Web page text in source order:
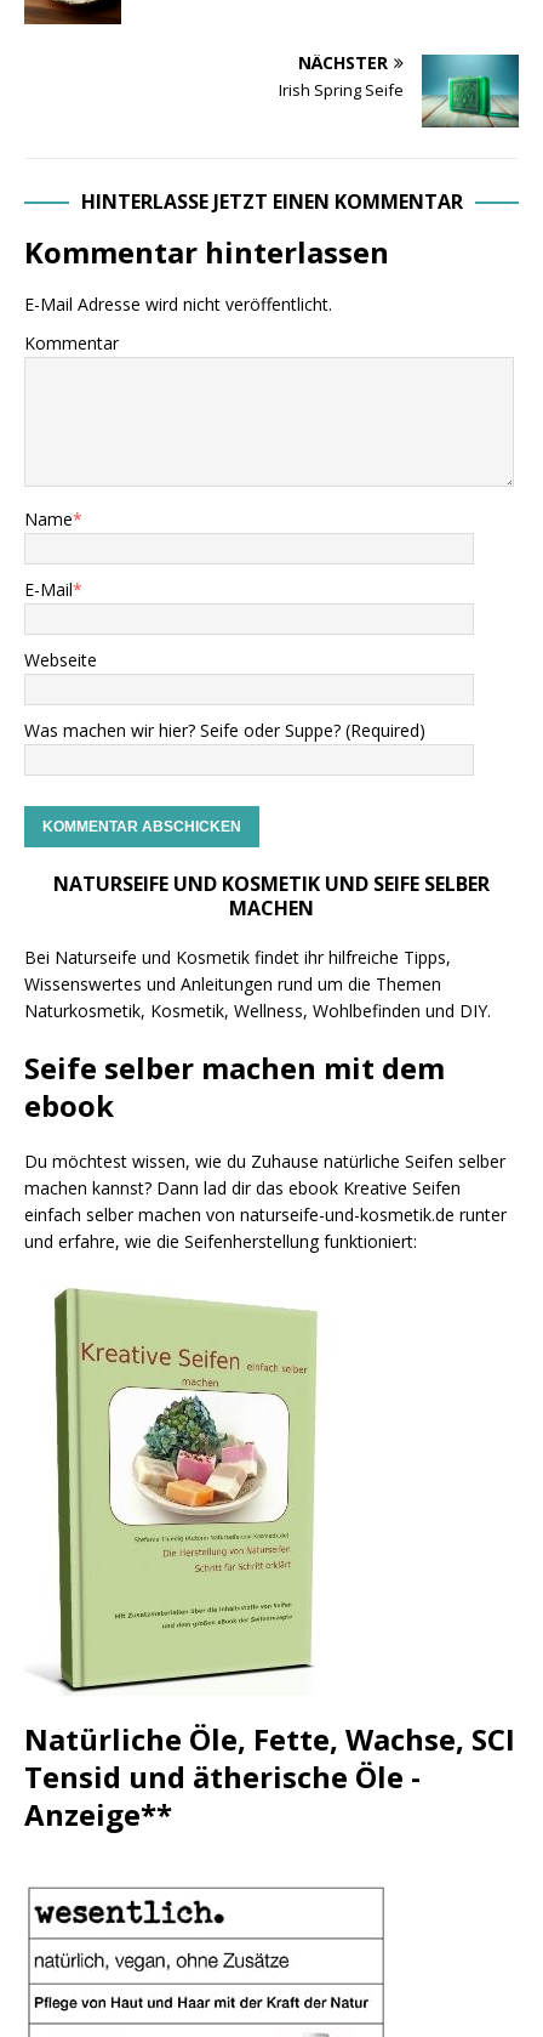
NÄCHSTER
Irish Spring Seife
HINTERLASSE JETZT EINEN KOMMENTAR
Kommentar hinterlassen
E-Mail Adresse wird nicht veröffentlicht.
Kommentar
Name*
E-Mail*
Webseite
Was machen wir hier? Seife oder Suppe? (Required)
NATURSEIFE UND KOSMETIK UND SEIFE SELBER
MACHEN
Bei Naturseife und Kosmetik findet ihr hilfreiche Tipps,
Wissenswertes und Anleitungen rund um die Themen
Naturkosmetik, Kosmetik, Wellness, Wohlbefinden und DIY.
Seife selber machen mit dem
ebook
Du möchtest wissen, wie du Zuhause natürliche Seifen selber
machen kannst? Dann lad dir das ebook Kreative Seifen
einfach selber machen von naturseife-und-kosmetik.de runter
und erfahre, wie die Seifenherstellung funktioniert:
Natürliche Öle, Fette, Wachse, SCI
Tensid und ätherische Öle -
Anzeige**